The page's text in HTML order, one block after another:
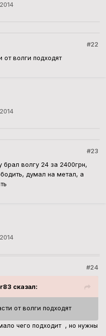
#22
от волги подходят
#23
волгу 24 за 2400грн,
думал на метал, а
#24
сказал:
от волги подходят
чего подходит , но нужны